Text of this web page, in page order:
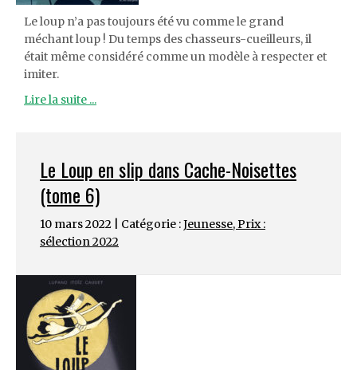
Le loup n’a pas toujours été vu comme le grand
méchant loup ! Du temps des chasseurs-cueilleurs, il
était même considéré comme un modèle à respecter et
imiter.
Lire la suite ...
Le Loup en slip dans Cache-Noisettes
(tome 6)
10 mars 2022 | Catégorie :Jeunesse,Prix :
sélection 2022